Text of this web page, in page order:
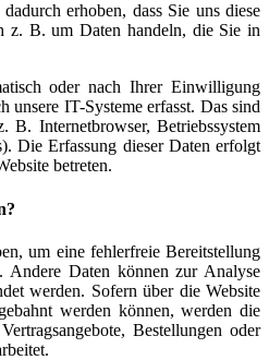
erhoben, dass Sie uns diese
z. B. um Daten handeln, die Sie in
oder nach Ihrer Einwilligung
unsere IT-Systeme erfasst. Das sind
B. Internetbrowser, Betriebssystem
Die Erfassung dieser Daten erfolgt
betreten.
um eine fehlerfreie Bereitstellung
Andere Daten können zur Analyse
werden. Sofern über die Website
werden können, werden die
Bestellungen oder